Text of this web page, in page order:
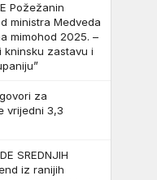
Požežanin
ministra Medveda
mimohod 2025. –
kninsku zastavu i
za
vrijedni 3,3
SREDNJIH
iz ranijih